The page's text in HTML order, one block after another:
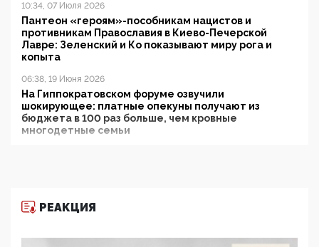
10:34, 07 Июля 2026
Пантеон «героям»-пособникам нацистов и
противникам Православия в Киево-Печерской
Лавре: Зеленский и Ко показывают миру рога и
копыта
06:38, 19 Июня 2026
На Гиппократовском форуме озвучили
шокирующее: платные опекуны получают из
бюджета в 100 раз больше, чем кровные
многодетные семьи
11:53, 09 Июня 2026
деятельность ИИТО ЮНЕСКО в России, но
РЕАКЦИЯ